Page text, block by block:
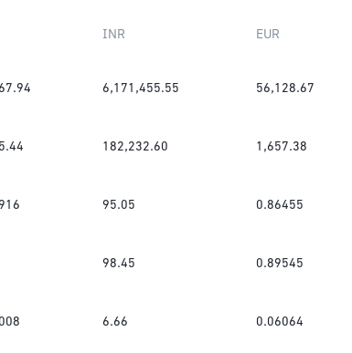
INR EUR
6,171,455.55 56,128.67
182,232.60 1,657.38
95.05 0.86455
98.45 0.89545
6.66 0.06064